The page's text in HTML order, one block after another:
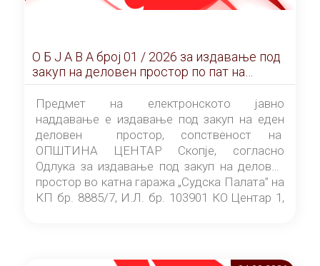
О Б Ј А В А брoj 01 / 2026 за издавање под
закуп на деловен простор по пат на
ЕЛЕКТРОНСКО ЈАВНО НАДДАВАЊЕ
Предмет на електронското јавно
наддавање е издавање под закуп на еден
деловен простор, сопственост на
ОПШТИНА ЦЕНТАР Скопје, согласно
Одлука за издавање под закуп на деловен
простор во катна гаража „Судска Палата” на
КП бр. 8885/7, И.Л. бр. 103901 КО Центар 1,
Скопје” број 9/2026), за времетраење од 3